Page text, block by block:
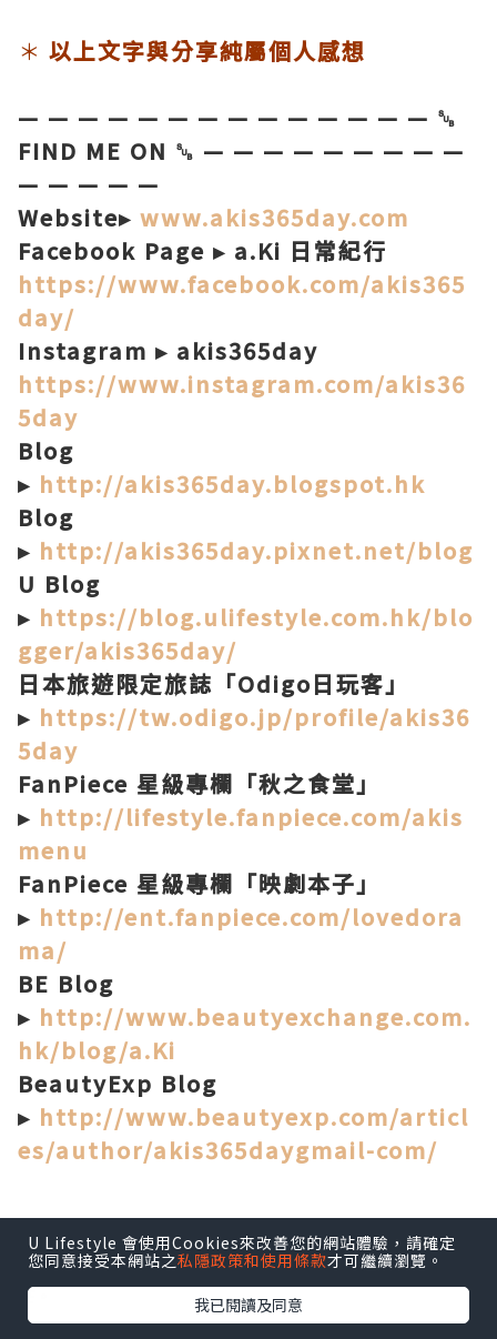
＊ 以上文字與分享純屬個人感想
— — — — — — — — — — — — — — ␚
FIND ME ON ␚ — — — — — — — — —
— — — — —
Website▸ www.akis365day.com
Facebook Page ▸ a.Ki 日常紀行
https://www.facebook.com/akis365
day/
Instagram ▸ akis365day
https://www.instagram.com/akis36
5day
Blog
▸ http://akis365day.blogspot.hk
Blog
▸ http://akis365day.pixnet.net/blog
U Blog
▸ https://blog.ulifestyle.com.hk/blo
gger/akis365day/
日本旅遊限定旅誌「Odigo日玩客」
▸ https://tw.odigo.jp/profile/akis36
5day
FanPiece 星級專欄「秋之食堂」
▸ http://lifestyle.fanpiece.com/akis
menu
FanPiece 星級專欄「映劇本子」
▸ http://ent.fanpiece.com/lovedora
ma/
BE Blog
▸ http://www.beautyexchange.com.
hk/blog/a.Ki
BeautyExp Blog
▸ http://www.beautyexp.com/articl
es/author/akis365daygmail-com/
*本站之內容由作者所提供，並不代表本站的立場。因此本站對
所有博客的立場、真實性、準確性及完整性不負任何法律責
任。
U Lifestyle 會使用Cookies來改善您的網站體驗，請確定
您同意接受本網站之私隱政策和使用條款才可繼續瀏覽。
我已閱讀及同意